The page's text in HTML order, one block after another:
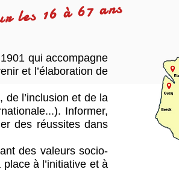
les 16 à 67 ans
qui accompagne
et l’élaboration de
de l’inclusion et de la
Informer,
des réussites dans
des valeurs socio-
à l’initiative et à